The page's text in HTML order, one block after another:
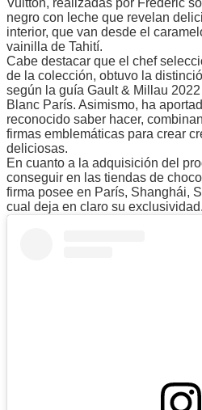
negro con leche que revelan
interior, que van desde el
vainilla de Tahití.
Cabe destacar que el chef
de la colección, obtuvo la
según la guía Gault & Millau
Blanc París. Asimismo, ha
reconocido saber hacer,
firmas emblemáticas para crear
deliciosas.
En cuanto a la adquisición del
conseguir en las tiendas de
firma posee en París, Shanghái,
cual deja en claro su exclusividad.